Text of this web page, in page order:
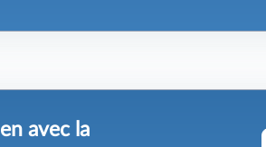
avec la